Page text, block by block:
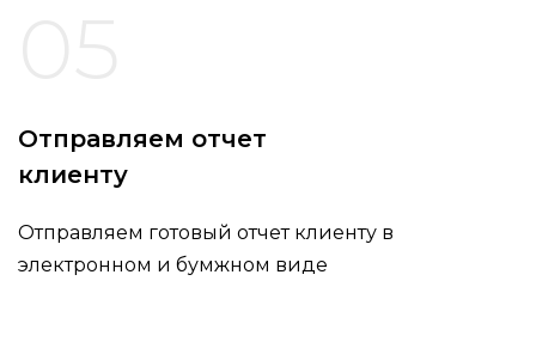
Отправляем отчет
клиенту
Отправляем готовый отчет клиенту в
электронном и бумжном виде